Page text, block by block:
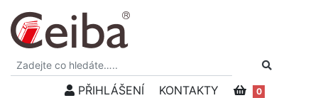
PŘIHLÁŠENÍ KONTAKTY 0